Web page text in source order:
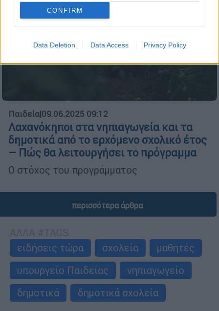
CONFIRM
Data Deletion Data Access Privacy Policy
Παιδεία|09.06.2025 09:12
Λαχανόκηποι στα νηπιαγωγεία και τα
δημοτικά από το ερχόμενο σχολικό έτος
– Πώς θα λειτουργήσει το πρόγραμμα
Ο στόχος του προγράμματος
περισσότερα άρθρα
ειδήσεις τώρα
σχολεία
μαθητές
υπουργείο Παιδείας
νηπιαγωγείο
δημοτικά
δημοτικά σχολεία